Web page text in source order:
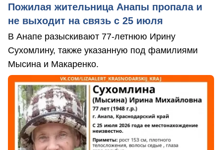
Пожилая жительница Анапы пропала и
не выходит на связь с 25 июля
В Анапе разыскивают 77-летнюю Ирину
Сухомлину, также указанную под фамилиями
Мысина и Макаренко.